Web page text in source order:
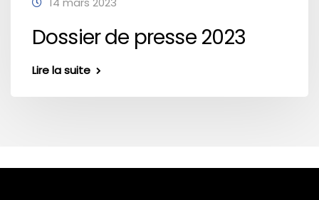
Dossier de presse 2023
Lire la suite